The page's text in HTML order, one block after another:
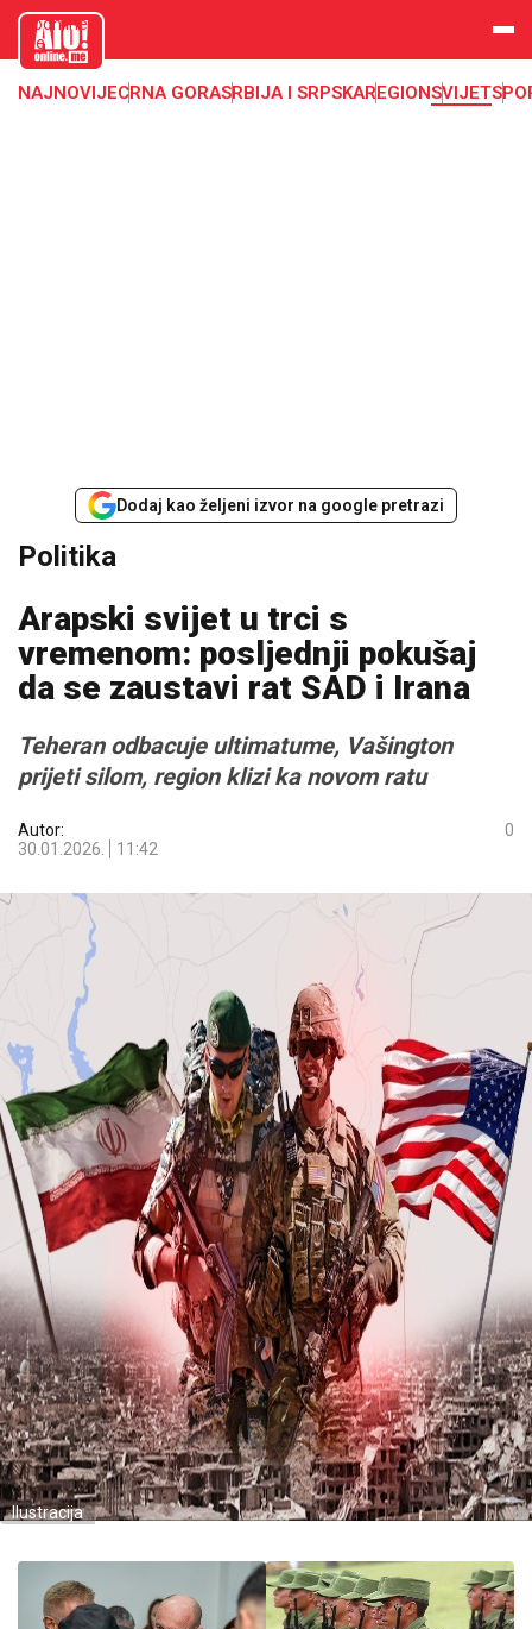
aloonline.
me
NAJNOVIJECRNA GORASRBIJA I SRPSKAREGIONSVIJET
Dodaj kao željeni izvor na google pretrazi
Politika
Arapski svijet u trci s
vremenom: posljednji pokušaj
da se zaustavi rat SAD i Irana
Teheran odbacuje ultimatume, Vašington
prijeti silom, region klizi ka novom ratu
Autor:
30.01.2026.
11:42
0
Ilustracija